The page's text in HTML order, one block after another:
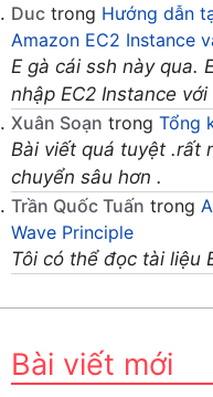
Duc trong Hướng dẫn
Amazon EC2 Instance
E gà cái ssh này qua.
nhập EC2 Instance
Xuân Soạn trong Tổng
Bài viết quá tuyệt .rất
chuyển sâu hơn .
Trần Quốc Tuấn trong
Wave Principle
Tôi có thể đọc tài liệu
Bài viết mới